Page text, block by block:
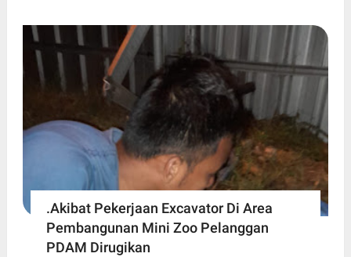
.Akibat Pekerjaan Excavator Di Area
Pembangunan Mini Zoo Pelanggan
PDAM Dirugikan